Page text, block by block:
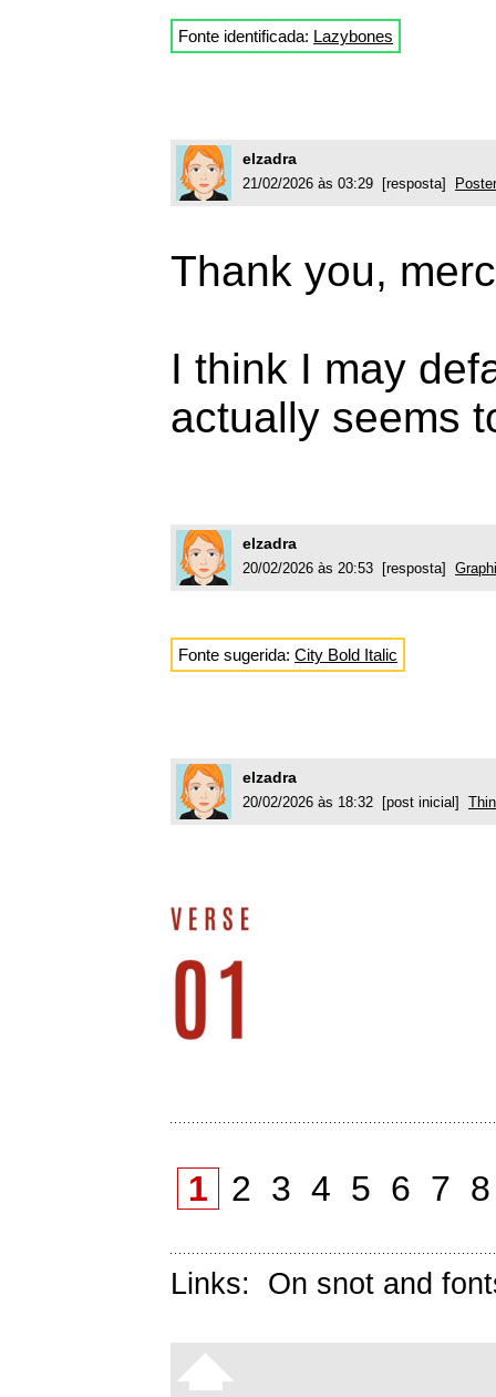
Fonte identificada: Lazybones
elzadra
21/02/2026 às 03:29 [resposta]
Thank you,
I think I may
actually seems
elzadra
20/02/2026 às 20:53 [resposta]
Fonte sugerida: City Bold Italic
elzadra
20/02/2026 às 18:32 [post inicial]
1 2 3 4 5 6 7
Links: On snot and